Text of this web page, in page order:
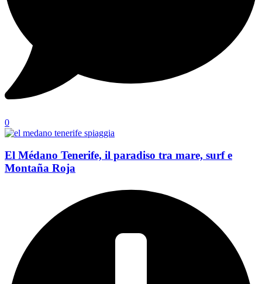
0
El Médano Tenerife, il paradiso tra mare, surf e
Montaña Roja